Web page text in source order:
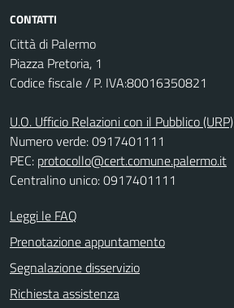
CONTATTI
Città di Palermo
Piazza Pretoria, 1
Codice fiscale / P. IVA:80016350821
U.O. Ufficio Relazioni con il Pubblico (URP)
Numero verde: 0917401111
PEC: protocollo@cert.comune.palermo.it
Centralino unico: 0917401111
Leggi le FAQ
Prenotazione appuntamento
Segnalazione disservizio
Richiesta assistenza